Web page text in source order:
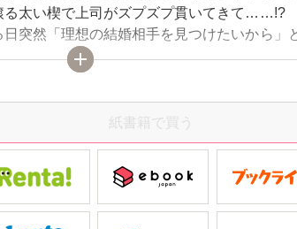
る太い楔で上司がズプズプ貫いてきて
突然「理想の結婚相手を見つけたいから」
OLの紫麻。結婚相手は私だと思っていたの
いたら、そっと気遣ってくれたのはイケメン
惹かれていき、誘惑にも抗えず……。はしたな
ノが濡れ濡れの奥に欲しくて腰を振るのを
紙書籍で買う